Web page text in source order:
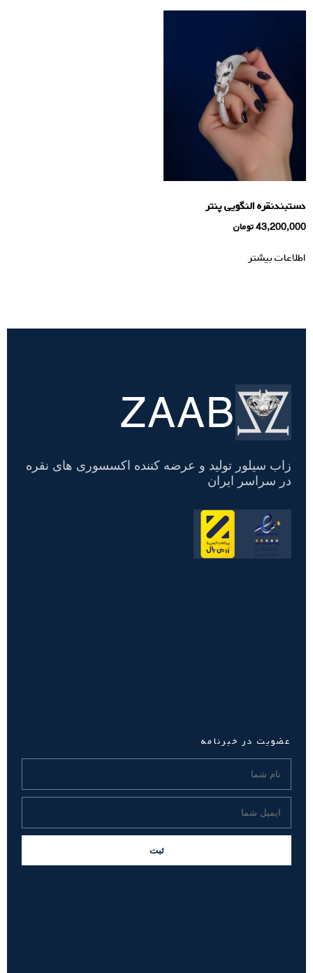
دستبندنقره النگویی پنتر
43,200,000تومان
اطلاعات بیشتر
تسویه
حساب
ZAAB
زاب سیلور تولید و عرضه کننده اکسسوری های نقره
در سراسر ایران
عضویت در خبرنامه
ثبت